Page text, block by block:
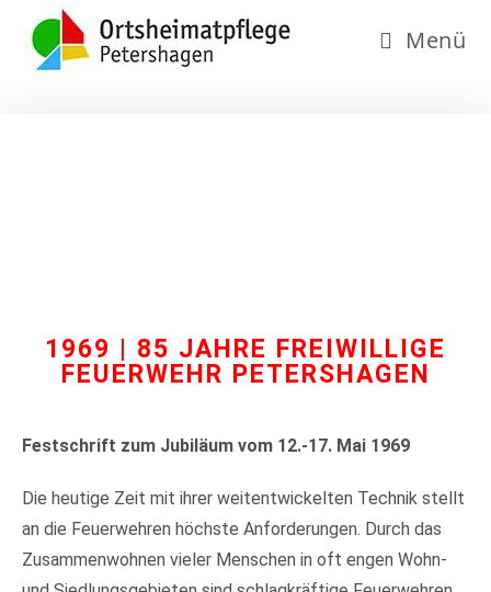
Menü
1969 | 85 JAHRE FREIWILLIGE
FEUERWEHR PETERSHAGEN
Festschrift zum Jubiläum vom 12.-17. Mai 1969
Die heutige Zeit mit ihrer weitentwickelten Technik stellt
an die Feuerwehren höchste Anforderungen. Durch das
Zusammenwohnen vieler Menschen in oft engen Wohn-